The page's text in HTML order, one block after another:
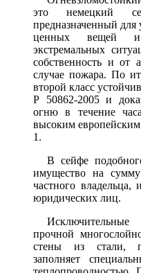
это немецкий
предназначенный для
ценных вещей и
экстремальных
собственность и от
случае пожара. По
второй класс
Р 50862-2005 и
огню в течение
высоким
1.
В сейфе
имущество на
частного
юридических лиц.
прочной
стены из стали,
заполняет